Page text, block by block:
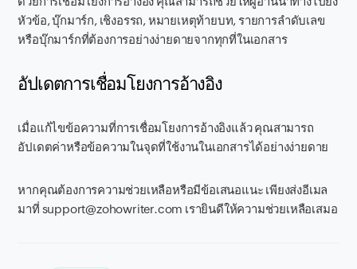
หัวข้อ, บุ๊กมาร์ก, เชิงอรรถ, หมายเหตุท้ายบท, รายการลำดับเลข
หรือบุ๊กมาร์กที่ต้องการอย่างง่ายดายจากทุกที่ในเอกสาร
อัปเดตการเชื่อมโยงการอ้างอิง
เมื่อแก้ไขข้อความที่การเชื่อมโยงการอ้างอิงแล้ว คุณสามารถ
อัปเดตค่าหรือข้อความในจุดที่ใช้งานในเอกสารได้อย่างง่ายดาย
หากคุณต้องการความช่วยเหลือหรือมีข้อเสนอแนะ เพียงส่งอีเมล
มาที่ support@zohowriter.com เรายินดีให้ความช่วยเหลือเสมอ